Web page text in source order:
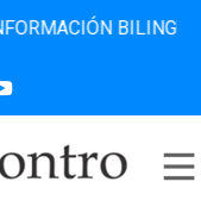
BILINGÜE